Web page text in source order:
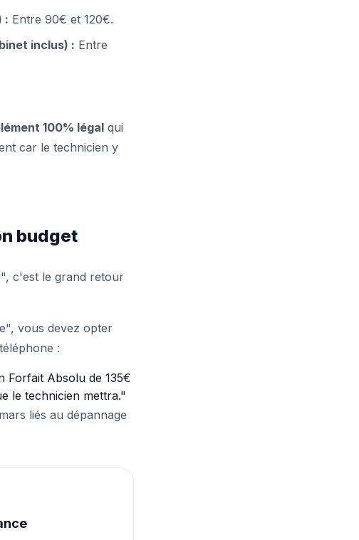
: Entre 90€ et 120€.
inclus) : Entre
100% légal qui
car le technicien y
budget
c'est le grand retour
vous devez opter
:
Forfait Absolu de 135€
le technicien mettra."
liés au dépannage